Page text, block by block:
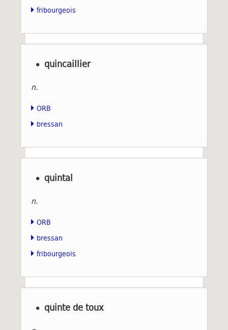
fribourgeois
quincaillier
n.
ORB
bressan
quintal
n.
ORB
bressan
fribourgeois
quinte de toux